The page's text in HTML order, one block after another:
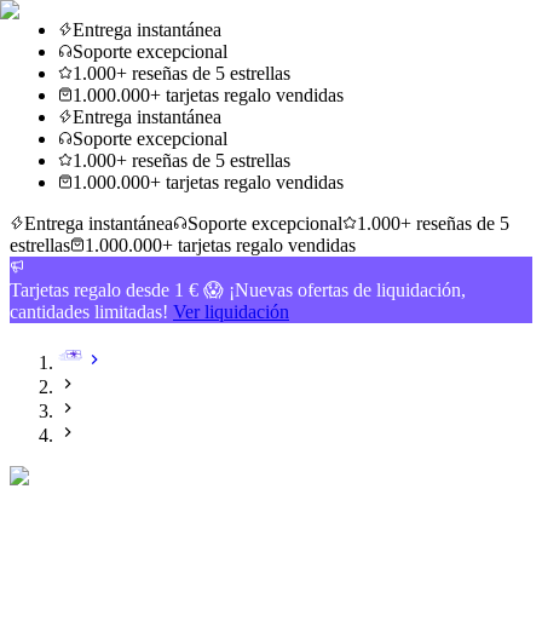
Entrega instantánea
Soporte excepcional
1.000+ reseñas de 5 estrellas
1.000.000+ tarjetas regalo vendidas
Entrega instantánea
Soporte excepcional
1.000+ reseñas de 5 estrellas
1.000.000+ tarjetas regalo vendidas
Entrega instantánea
Soporte excepcional
1.000+ reseñas de 5
estrellas
1.000.000+ tarjetas regalo vendidas
Tarjetas regalo desde 1 € 😱 ¡Nuevas ofertas de liquidación,
cantidades limitadas! Ver liquidación